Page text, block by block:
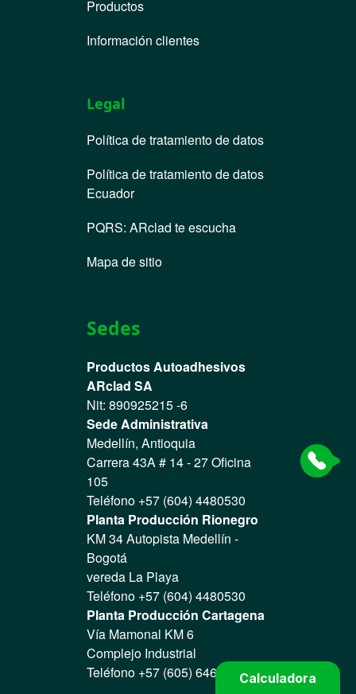
Calculadora
Productos
Información clientes
Legal
Política de tratamiento de datos
Política de tratamiento de datos
Ecuador
PQRS: ARclad te escucha
Mapa de sitio
Sedes
Productos Autoadhesivos
ARclad SA
Nit: 890925215 -6
Sede Administrativa
Medellín, Antioquia
Carrera 43A # 14 - 27 Oficina
105
Teléfono +57 (604) 4480530
Planta Producción Rionegro
KM 34 Autopista Medellín -
Bogotá
vereda La Playa
Teléfono +57 (604) 4480530
Planta Producción Cartagena
Vía Mamonal KM 6
Complejo Industrial
Teléfono +57 (605) 6466004